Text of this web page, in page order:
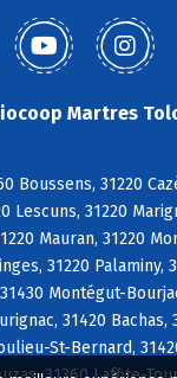
Martres
Boussens, 31220
Lescuns, 31220
Mauran, 31220
31220 Palaminy,
Montégut-
31420 Bachas,
St-Bernard,